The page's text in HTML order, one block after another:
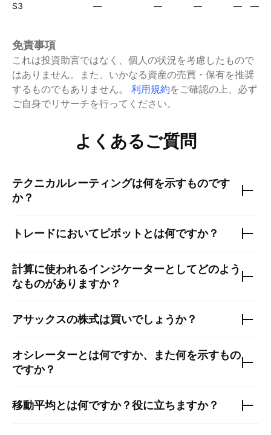
S3 — — — — —
免責事項
これは投資助言ではなく、個人の状況を考慮したもので
はありません。また、いかなる資産の売買・保有を推奨
するものでもありません。
利用規約をご確認の上、必ず
ご自身でリサーチを行ってください。
よくあるご質問
テクニカルレーティングは何を示すものです
か？
トレードにおいてピボットとは何ですか？
計算に使われるインジケーターとしてどのよう
なものがありますか？
アサックスの株式は買いでしょうか？
オシレーターとは何ですか、また何を示すもの
ですか？
移動平均とは何ですか？役に立ちますか？